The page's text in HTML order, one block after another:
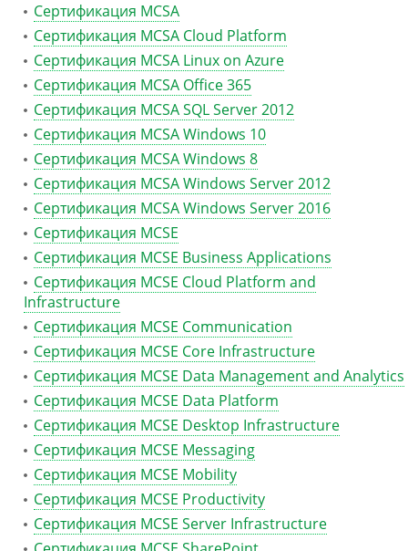
Сертификация MCSA
Сертификация MCSA Cloud Platform
Сертификация MCSA Linux on Azure
Сертификация MCSA Office 365
Сертификация MCSA SQL Server 2012
Сертификация MCSA Windows 10
Сертификация MCSA Windows 8
Сертификация MCSA Windows Server 2012
Сертификация MCSA Windows Server 2016
Сертификация MCSE
Сертификация MCSE Business Applications
Сертификация MCSE Cloud Platform and
Infrastructure
Сертификация MCSE Communication
Сертификация MCSE Core Infrastructure
Сертификация MCSE Data Management and Analytics
Сертификация MCSE Data Platform
Сертификация MCSE Desktop Infrastructure
Сертификация MCSE Messaging
Сертификация MCSE Mobility
Сертификация MCSE Productivity
Сертификация MCSE Server Infrastructure